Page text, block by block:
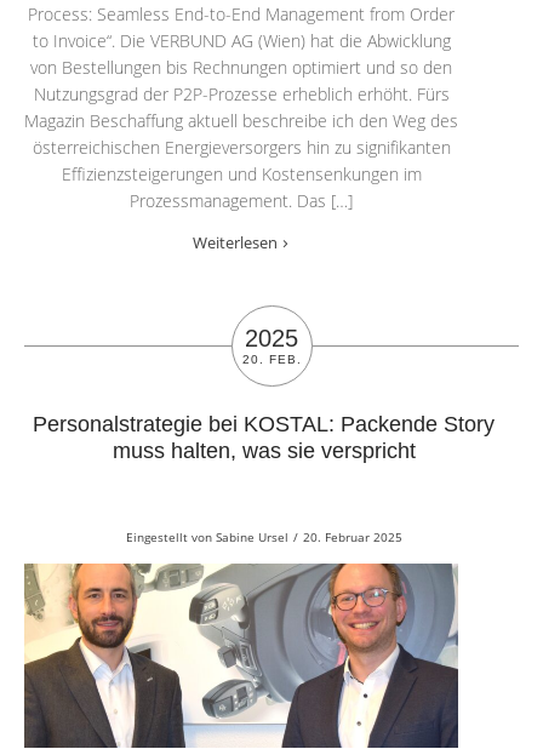
Process: Seamless End-to-End Management from Order
to Invoice“. Die VERBUND AG (Wien) hat die Abwicklung
von Bestellungen bis Rechnungen optimiert und so den
Nutzungsgrad der P2P-Prozesse erheblich erhöht. Fürs
Magazin Beschaffung aktuell beschreibe ich den Weg des
österreichischen Energieversorgers hin zu signifikanten
Effizienzsteigerungen und Kostensenkungen im
Prozessmanagement. Das […]
Weiterlesen
2025
20. FEB.
Personalstrategie bei KOSTAL: Packende Story
muss halten, was sie verspricht
Eingestellt von Sabine Ursel / 20. Februar 2025